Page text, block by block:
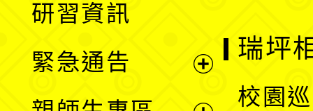
單
選
研習資訊
緊急通告
瑞坪
校園